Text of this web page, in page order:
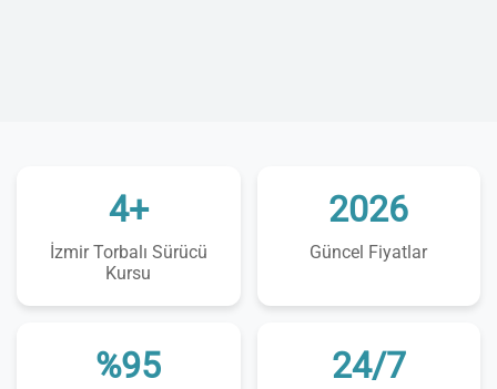
4+
İzmir Torbalı Sürücü
Kursu
2026
Güncel Fiyatlar
%95 24/7